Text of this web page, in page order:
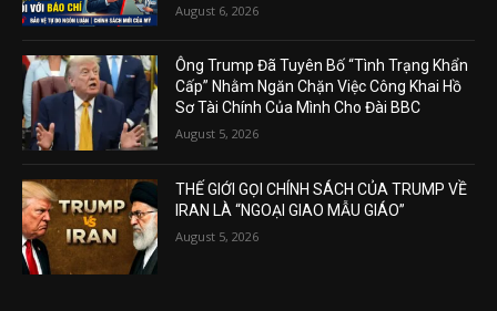
August 6, 2026
Ông Trump Đã Tuyên Bố “Tình Trạng Khẩn
Cấp” Nhằm Ngăn Chặn Việc Công Khai Hồ
Sơ Tài Chính Của Mình Cho Đài BBC
August 5, 2026
THẾ GIỚI GỌI CHÍNH SÁCH CỦA TRUMP VỀ
IRAN LÀ “NGOẠI GIAO MẪU GIÁO”
August 5, 2026